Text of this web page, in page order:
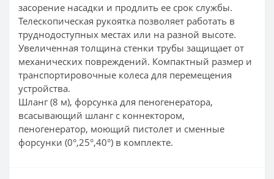
засорение насадки и продлить ее срок службы.
Телескопическая рукоятка позволяет работать в
труднодоступных местах или на разной высоте.
Увеличенная толщина стенки трубы защищает от
механических повреждений. Компактный размер и
транспортировочные колеса для перемещения
устройства.
Шланг (8 м), форсунка для пеногенератора,
всасывающий шланг с коннектором,
пеногенератор, моющий пистолет и сменные
форсунки (0°,25°,40°) в комплекте.